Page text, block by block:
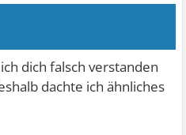
dich falsch verstanden
dachte ich ähnliches